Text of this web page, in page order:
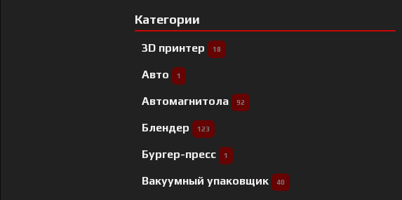
Категории
3D принтер 18
Авто 1
Автомагнитола 92
Блендер 123
Бургер-пресс 1
Вакуумный упаковщик 40